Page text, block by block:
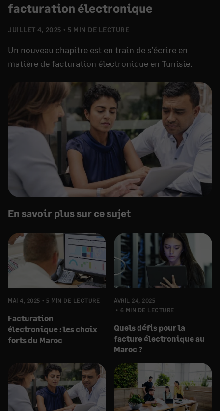
JUILLET 4, 2025 5 MIN DE LECTURE
facturation électronique
Un nouveau chapitre est en train de s’écrire en
matière de facturation électronique en Tunisie.
En savoir plus sur ce sujet
MAI 4, 2025 5 MIN DE LECTURE
Facturation
électronique : les choix
forts du Maroc
AVRIL 24, 2025
6 MIN DE LECTURE
Quels défis pour la
facture électronique au
Maroc ?